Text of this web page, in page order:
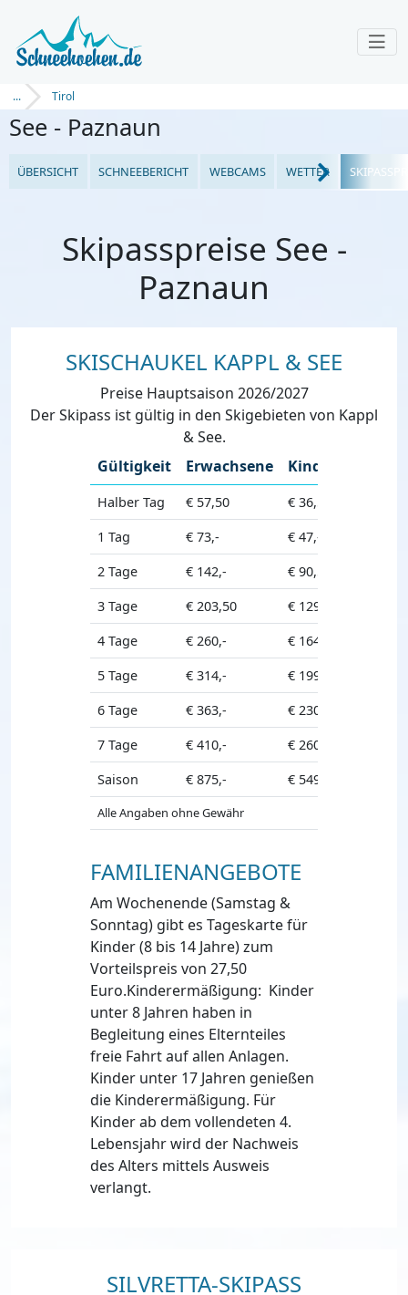
... Tirol
See - Paznaun
ÜBERSICHT SCHNEEBERICHT WEBCAMS WETTER
Skipasspreise See -
Paznaun
SKISCHAUKEL KAPPL & SEE
Preise Hauptsaison 2026/2027
Der Skipass ist gültig in den Skigebieten von Kappl
& See.
Gültigkeit
Erwachsene Kinder
Halber Tag € 57,50 € 36,50
1 Tag
€ 73,- € 47,-
2 Tage
€ 142,- € 90,50
3 Tage
€ 203,50 € 129,-
4 Tage
€ 260,- € 164,50
5 Tage
€ 314,- € 199,-
6 Tage
€ 363,- € 230,50
7 Tage
€ 410,- € 260,-
Saison
€ 875,- € 549,-
Alle Angaben ohne Gewähr
FAMILIENANGEBOTE
Am Wochenende (Samstag &
Sonntag) gibt es Tageskarte für
Kinder (8 bis 14 Jahre) zum
Vorteilspreis von 27,50
Euro.Kinderermäßigung: Kinder
unter 8 Jahren haben in
Begleitung eines Elternteiles
freie Fahrt auf allen Anlagen.
Kinder unter 17 Jahren genießen
die Kinderermäßigung. Für
Kinder ab dem vollendeten 4.
Lebensjahr wird der Nachweis
des Alters mittels Ausweis
verlangt.
SILVRETTA-SKIPASS